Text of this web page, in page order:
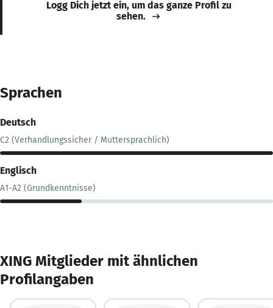
Logg Dich jetzt ein, um das ganze Profil zu
sehen.
Sprachen
Deutsch
C2 (Verhandlungssicher / Muttersprachlich)
Englisch
A1-A2 (Grundkenntnisse)
XING Mitglieder mit ähnlichen
Profilangaben